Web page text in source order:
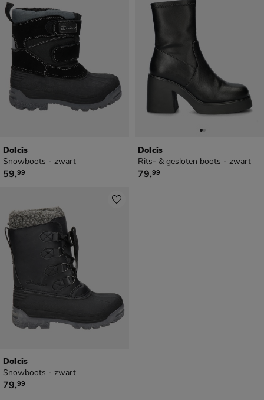
Dolcis
Snowboots - zwart
€ 59,99
59,99
Dolcis
Rits- & gesloten boots - zwart
€ 79,99
79,99
Dolcis
Snowboots - zwart
€ 79,99
79,99